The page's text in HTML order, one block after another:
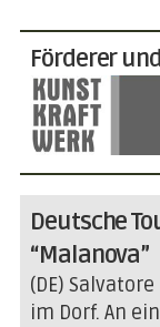
Förderer
Deutsche
“Malanova”
(DE)
im Dorf. An